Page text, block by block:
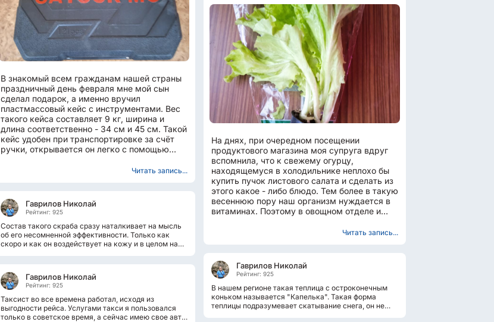
В знакомый всем гражданам нашей страны
праздничный день февраля мне мой сын
сделал подарок, а именно вручил
пластмассовый кейс с инструментами. Вес
такого кейса составляет 9 кг, ширина и
длина соответственно - 34 см и 45 см. Такой
кейс удобен при транспортировке за счёт
ручки, открывается он легко с помощью
Читать запись...
Гаврилов Николай
Рейтинг: 925
Состав такого скраба сразу наталкивает на мысль
об его несомненной эффективности. Только как
скоро и как он воздействует на кожу и в целом на
Гаврилов Николай
Рейтинг: 925
Таксист во все времена работал, исходя из
выгодности рейса. Услугами такси я пользовался
только в советское время, а сейчас имею свое авто,
На днях, при очередном посещении
продуктового магазина моя супруга вдруг
вспомнила, что к свежему огурцу,
находящемуся в холодильнике неплохо бы
купить пучок листового салата и сделать из
этого какое - либо блюдо. Тем более в такую
весеннюю пору наш организм нуждается в
витаминах. Поэтому в овощном отделе и
Читать запись...
Гаврилов Николай
Рейтинг: 925
В нашем регионе такая теплица с остроконечным
коньком называется "Капелька". Такая форма
теплицы подразумевает скатывание снега, он не